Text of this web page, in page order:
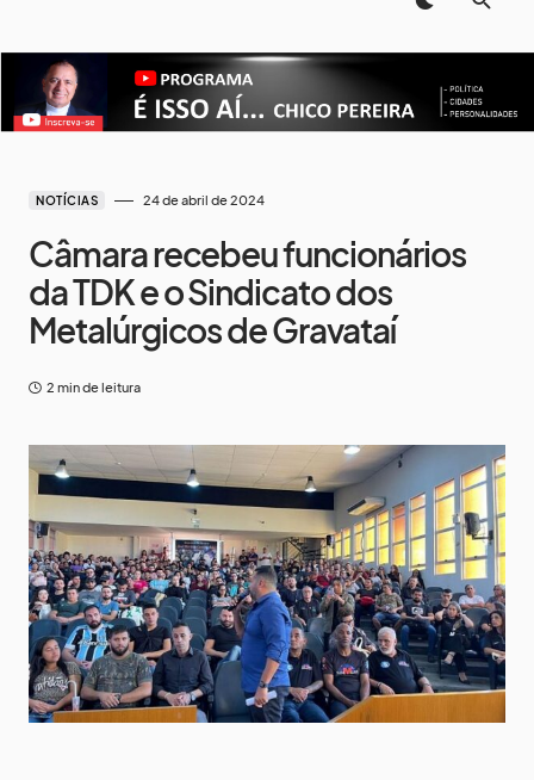
NOTÍCIAS 24 de abril de 2024
Câmara recebeu funcionários
da TDK e o Sindicato dos
Metalúrgicos de Gravataí
2 min de leitura